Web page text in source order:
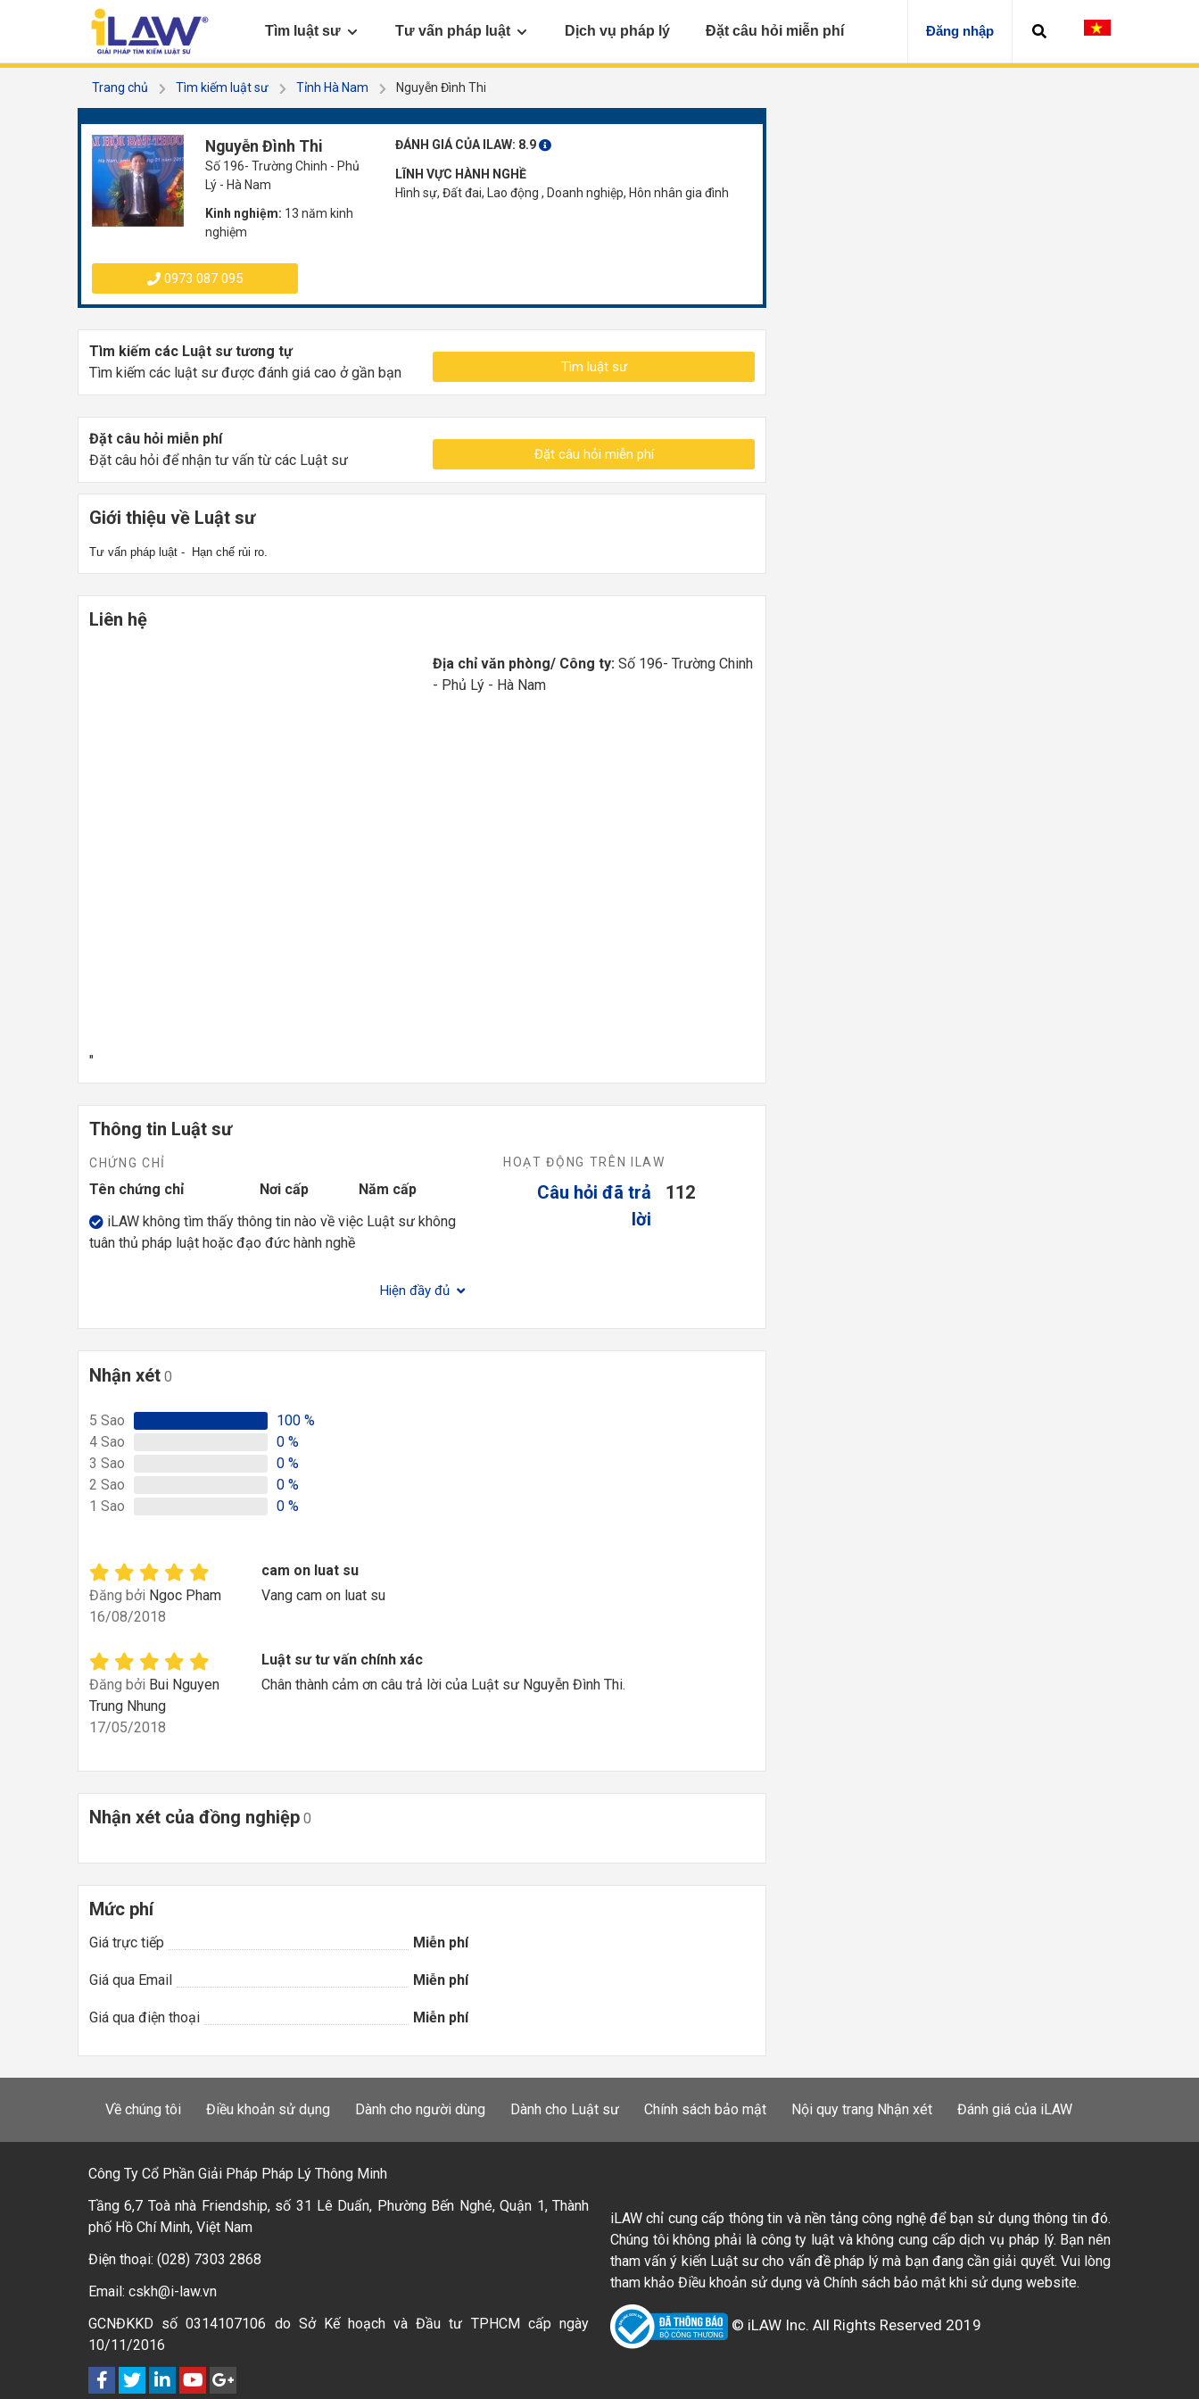
Tìm luật sư Tư vấn pháp luật Dịch vụ pháp lý Đặt câu hỏi miễn phí Đăng nhập
Trang chủ Tìm kiếm luật sư Tỉnh Hà Nam Nguyễn Đình Thi
Nguyễn Đình Thi
Số 196- Trường Chinh - Phủ
Lý - Hà Nam
Kinh nghiệm: 13 năm kinh
nghiệm
ĐÁNH GIÁ CỦA ILAW: 8.9
LĨNH VỰC HÀNH NGHỀ
Hình sự, Đất đai, Lao động , Doanh nghiệp, Hôn nhân gia đình
0973 087 095
Tìm kiếm các Luật sư tương tự
Tìm kiếm các luật sư được đánh giá cao ở gần bạn
Tìm luật sư
Đặt câu hỏi miễn phí
Đặt câu hỏi để nhận tư vấn từ các Luật sư
Đặt câu hỏi miễn phí
Giới thiệu về Luật sư
Tư vấn pháp luật - Hạn chế rủi ro.
Liên hệ
"
Địa chỉ văn phòng/ Công ty: Số 196- Trường Chinh
- Phủ Lý - Hà Nam
Thông tin Luật sư
CHỨNG CHỈ
Tên chứng chỉ Nơi cấp
Năm cấp
iLAW không tìm thấy thông tin nào về việc Luật sư không
tuân thủ pháp luật hoặc đạo đức hành nghề
HOẠT ĐỘNG TRÊN ILAW
Câu hỏi đã trả
lời
112
Hiện đầy đủ
Nhận xét 0
5 Sao 100 %
4 Sao 0 %
3 Sao 0 %
2 Sao 0 %
1 Sao 0 %
cam on luat su
Đăng bởi Ngoc Pham
16/08/2018
Vang cam on luat su
Luật sư tư vấn chính xác
Đăng bởi Bui Nguyen
Trung Nhung
17/05/2018
Chân thành cảm ơn câu trả lời của Luật sư Nguyễn Đình Thi.
Nhận xét của đồng nghiệp 0
Mức phí
Giá trực tiếp Miễn phí
Giá qua Email Miễn phí
Giá qua điện thoại Miễn phí
Về chúng tôi Điều khoản sử dụng Dành cho người dùng Dành cho Luật sư Chính sách bảo mật Nội quy trang Nhận xét Đánh giá của iLAW
Công Ty Cổ Phần Giải Pháp Pháp Lý Thông Minh
Tầng 6,7 Toà nhà Friendship, số 31 Lê Duẩn, Phường Bến Nghé, Quận 1, Thành
phố Hồ Chí Minh, Việt Nam
Điện thoại: (028) 7303 2868
Email: cskh@i-law.vn
GCNĐKKD số 0314107106 do Sở Kế hoạch và Đầu tư TPHCM cấp ngày
10/11/2016
iLAW chỉ cung cấp thông tin và nền tảng công nghệ để bạn sử dụng thông tin đó.
Chúng tôi không phải là công ty luật và không cung cấp dịch vụ pháp lý. Bạn nên
tham vấn ý kiến Luật sư cho vấn đề pháp lý mà bạn đang cần giải quyết. Vui lòng
tham khảo Điều khoản sử dụng và Chính sách bảo mật khi sử dụng website.
© iLAW Inc. All Rights Reserved 2019